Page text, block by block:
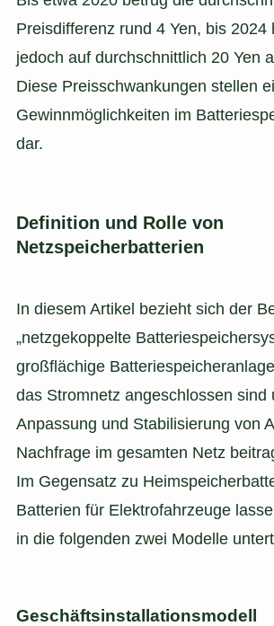
Preisdifferenz rund 4 Yen, bis 2024
jedoch auf durchschnittlich 20 Yen
Diese Preisschwankungen stellen
Gewinnmöglichkeiten im
dar.
Definition und Rolle von
Netzspeicherbatterien
In diesem Artikel bezieht sich der
„netzgekoppelte
großflächige
das Stromnetz angeschlossen sind
Anpassung und Stabilisierung von
Nachfrage im gesamten Netz
Im Gegensatz zu
Batterien für Elektrofahrzeuge
in die folgenden zwei Modelle
Geschäftsinstallationsmodell